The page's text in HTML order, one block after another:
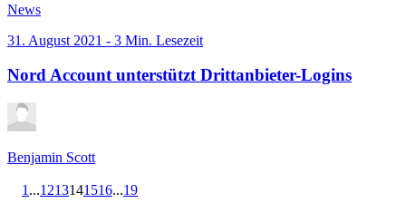
News
31. August 2021 - 3 Min. Lesezeit
Nord Account unterstützt Drittanbieter-Logins
Benjamin Scott
1 ...1213141516...19